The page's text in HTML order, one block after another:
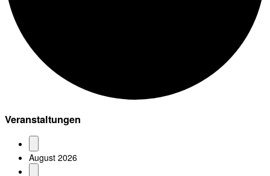
Veranstaltungen
August 2026